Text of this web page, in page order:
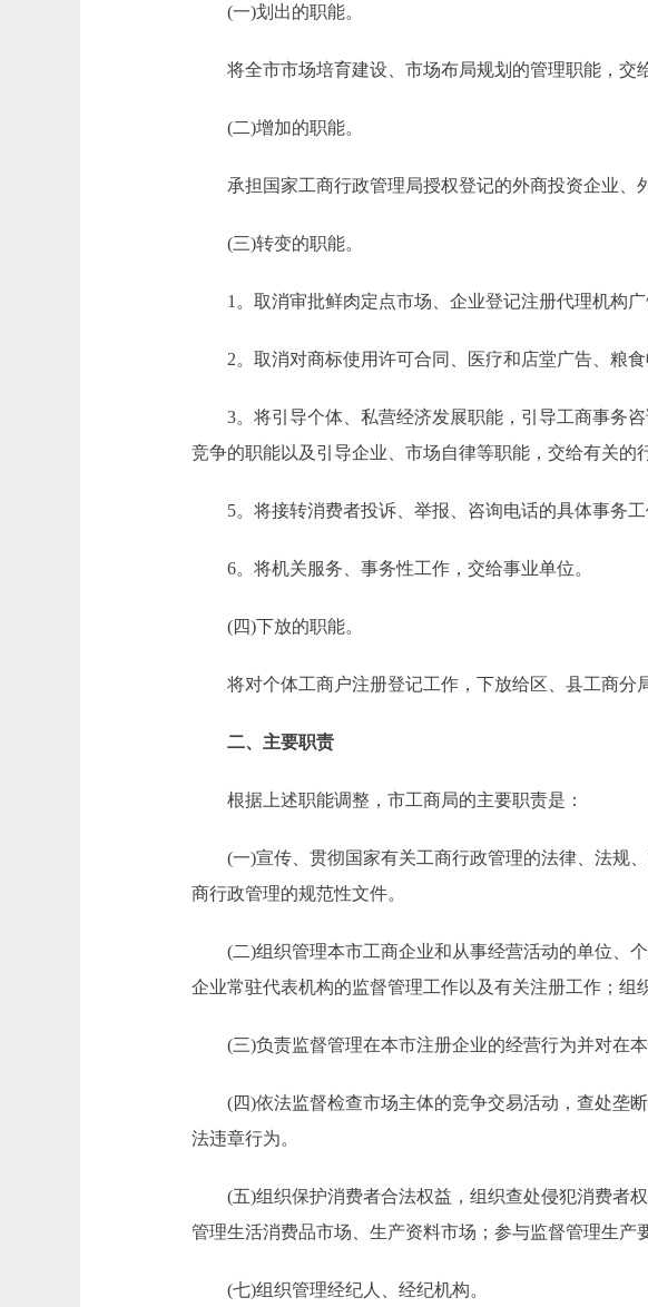
(一)划出的职能。
将全市市场培育建设、市场布局规划的管理职能，交给
(二)增加的职能。
承担国家工商行政管理局授权登记的外商投资企业、
(三)转变的职能。
1。取消审批鲜肉定点市场、企业登记注册代理机构广
2。取消对商标使用许可合同、医疗和店堂广告、粮食
3。将引导个体、私营经济发展职能，引导工商事务咨
竞争的职能以及引导企业、市场自律等职能，交给有关
5。将接转消费者投诉、举报、咨询电话的具体事务工
6。将机关服务、事务性工作，交给事业单位。
(四)下放的职能。
将对个体工商户注册登记工作，下放给区、县工商分局
二、主要职责
根据上述职能调整，市工商局的主要职责是：
(一)宣传、贯彻国家有关工商行政管理的法律、法规、
商行政管理的规范性文件。
(二)组织管理本市工商企业和从事经营活动的单位、个
企业常驻代表机构的监督管理工作以及有关注册工作；组
(三)负责监督管理在本市注册企业的经营行为并对在本
(四)依法监督检查市场主体的竞争交易活动，查处垄断
法违章行为。
(五)组织保护消费者合法权益，组织查处侵犯消费者权
管理生活消费品市场、生产资料市场；参与监督管理生产
(七)组织管理经纪人、经纪机构。